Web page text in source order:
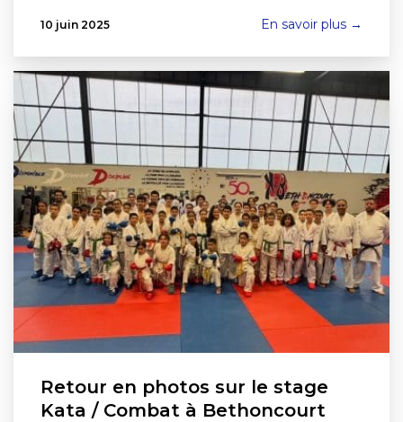
10 juin 2025 En savoir plus →
Retour en photos sur le stage
Kata / Combat à Bethoncourt